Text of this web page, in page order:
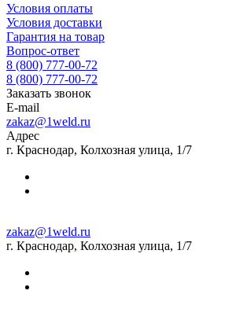
Условия оплаты
Условия доставки
Гарантия на товар
Вопрос-ответ
8 (800) 777-00-72
8 (800) 777-00-72
Заказать звонок
E-mail
zakaz@1weld.ru
Адрес
г. Краснодар, Колхозная улица, 1/7
zakaz@1weld.ru
г. Краснодар, Колхозная улица, 1/7